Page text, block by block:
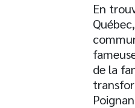
En
de la